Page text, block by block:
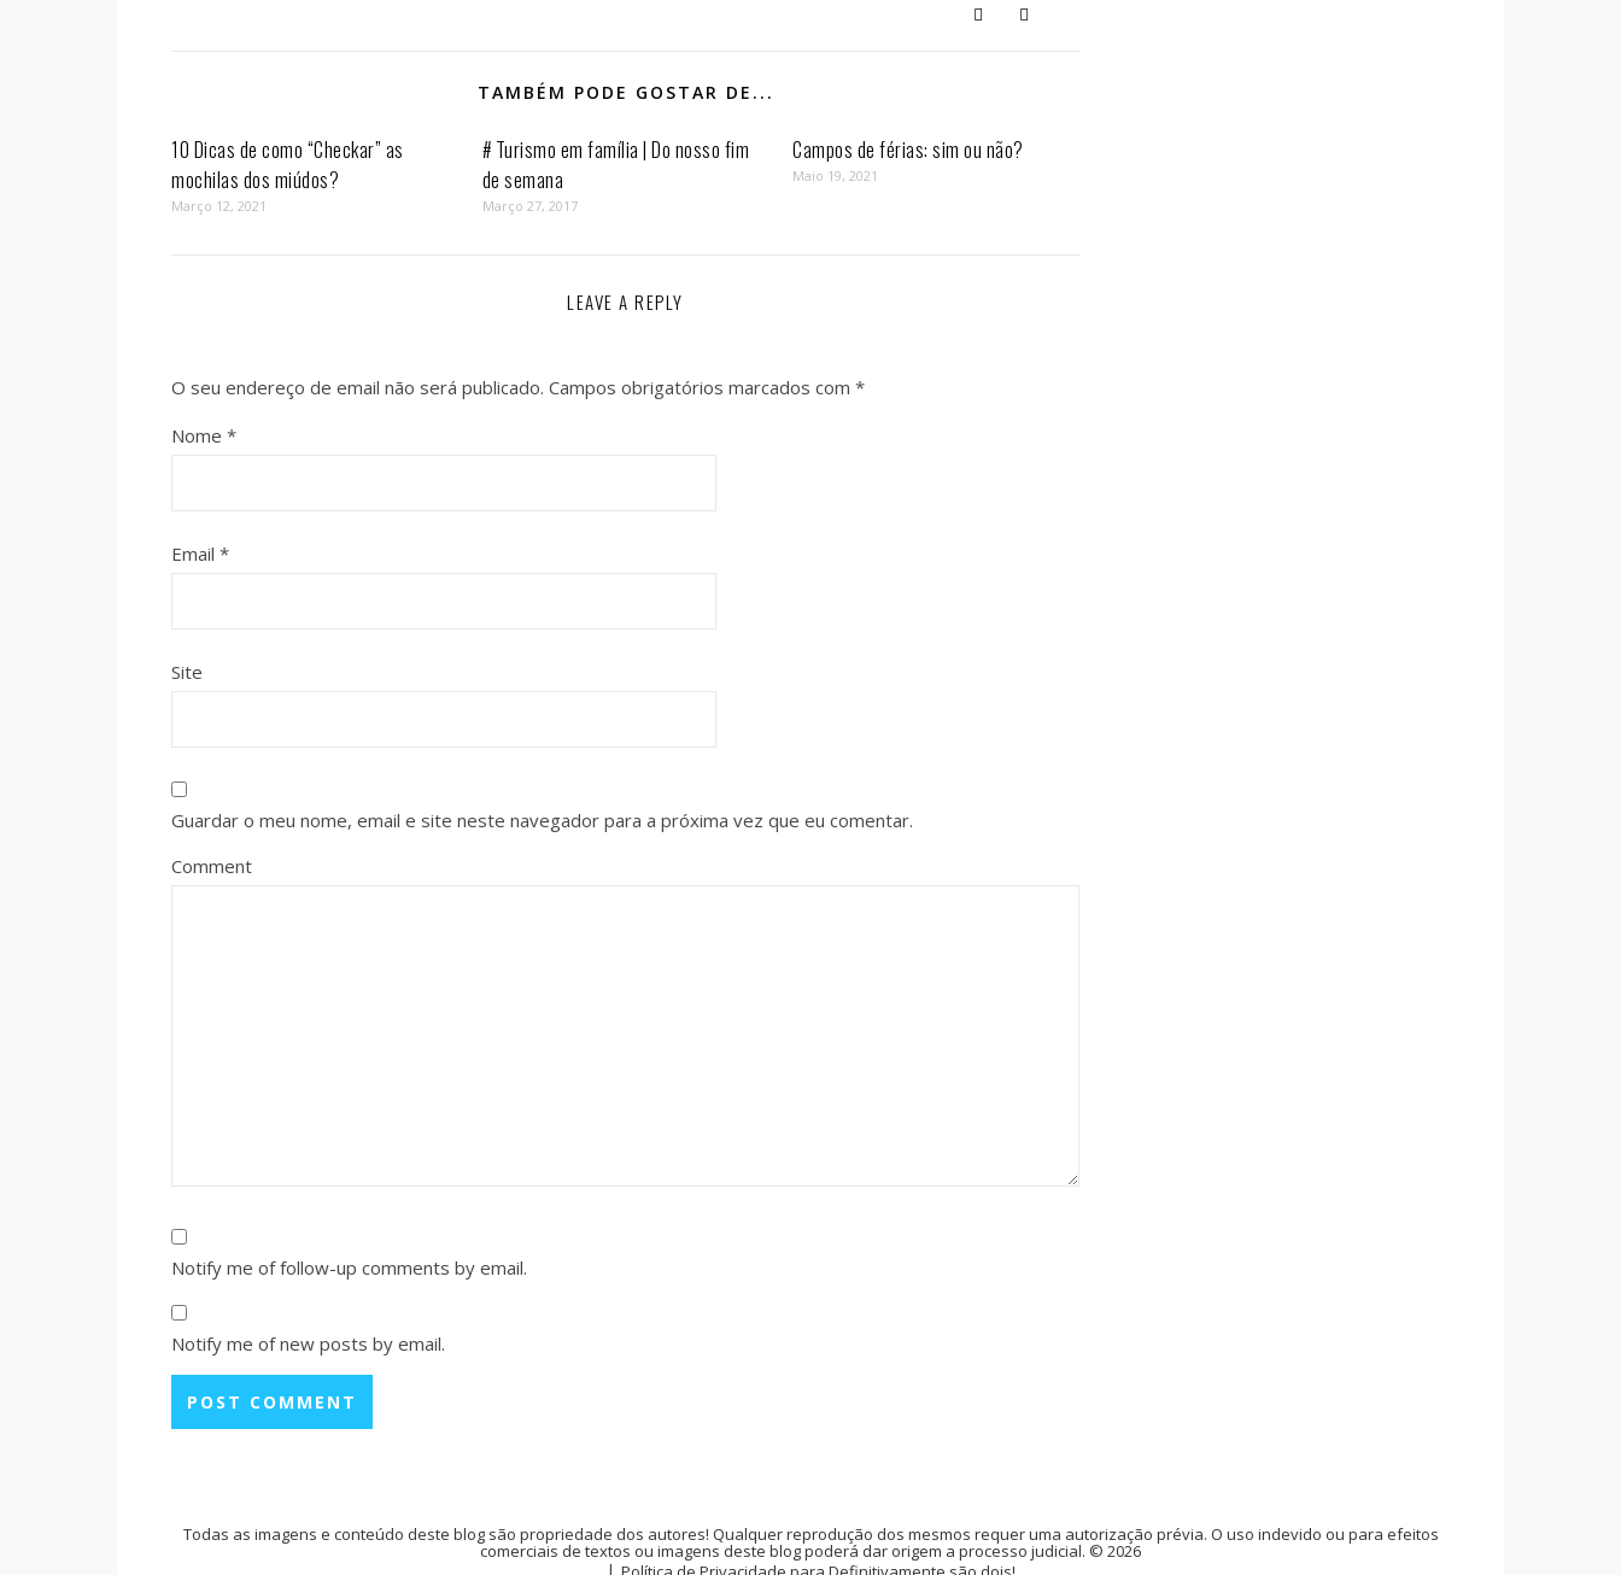
TAMBÉM PODE GOSTAR DE...
10 Dicas de como “Checkar” as
mochilas dos miúdos?
Março 12, 2021
# Turismo em família | Do nosso fim
de semana
Março 27, 2017
Campos de férias: sim ou não?
Maio 19, 2021
LEAVE A REPLY
O seu endereço de email não será publicado. Campos obrigatórios marcados com *
Nome *
Email *
Site
Guardar o meu nome, email e site neste navegador para a próxima vez que eu comentar.
Comment
Notify me of follow-up comments by email.
Notify me of new posts by email.
Todas as imagens e conteúdo deste blog são propriedade dos autores! Qualquer reprodução dos mesmos requer uma autorização prévia. O uso indevido ou para efeitos
comerciais de textos ou imagens deste blog poderá dar origem a processo judicial. © 2026